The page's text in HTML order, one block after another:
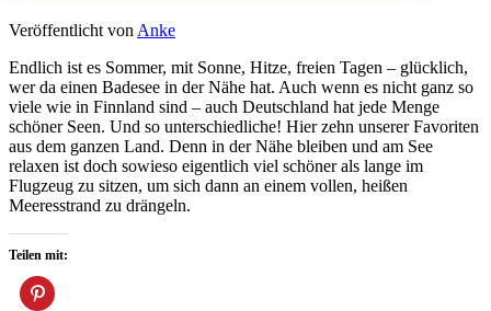
Veröffentlicht von Anke
Endlich ist es Sommer, mit Sonne, Hitze, freien Tagen – glücklich,
wer da einen Badesee in der Nähe hat. Auch wenn es nicht ganz so
viele wie in Finnland sind – auch Deutschland hat jede Menge
schöner Seen. Und so unterschiedliche! Hier zehn unserer Favoriten
aus dem ganzen Land. Denn in der Nähe bleiben und am See
relaxen ist doch sowieso eigentlich viel schöner als lange im
Flugzeug zu sitzen, um sich dann an einem vollen, heißen
Meeresstrand zu drängeln.
Teilen mit: